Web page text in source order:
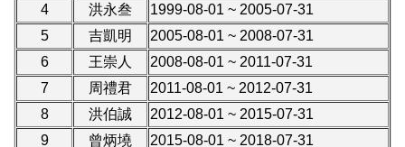
4
洪永叁
1999-08-01 ~ 2005-07-31
5
吉凱明
2005-08-01 ~ 2008-07-31
6
王崇人
2008-08-01 ~ 2011-07-31
7
周禮君
2011-08-01 ~ 2012-07-31
8
洪伯誠
2012-08-01 ~ 2015-07-31
9
曾炳墝 2015-08-01 ~ 2018-07-31